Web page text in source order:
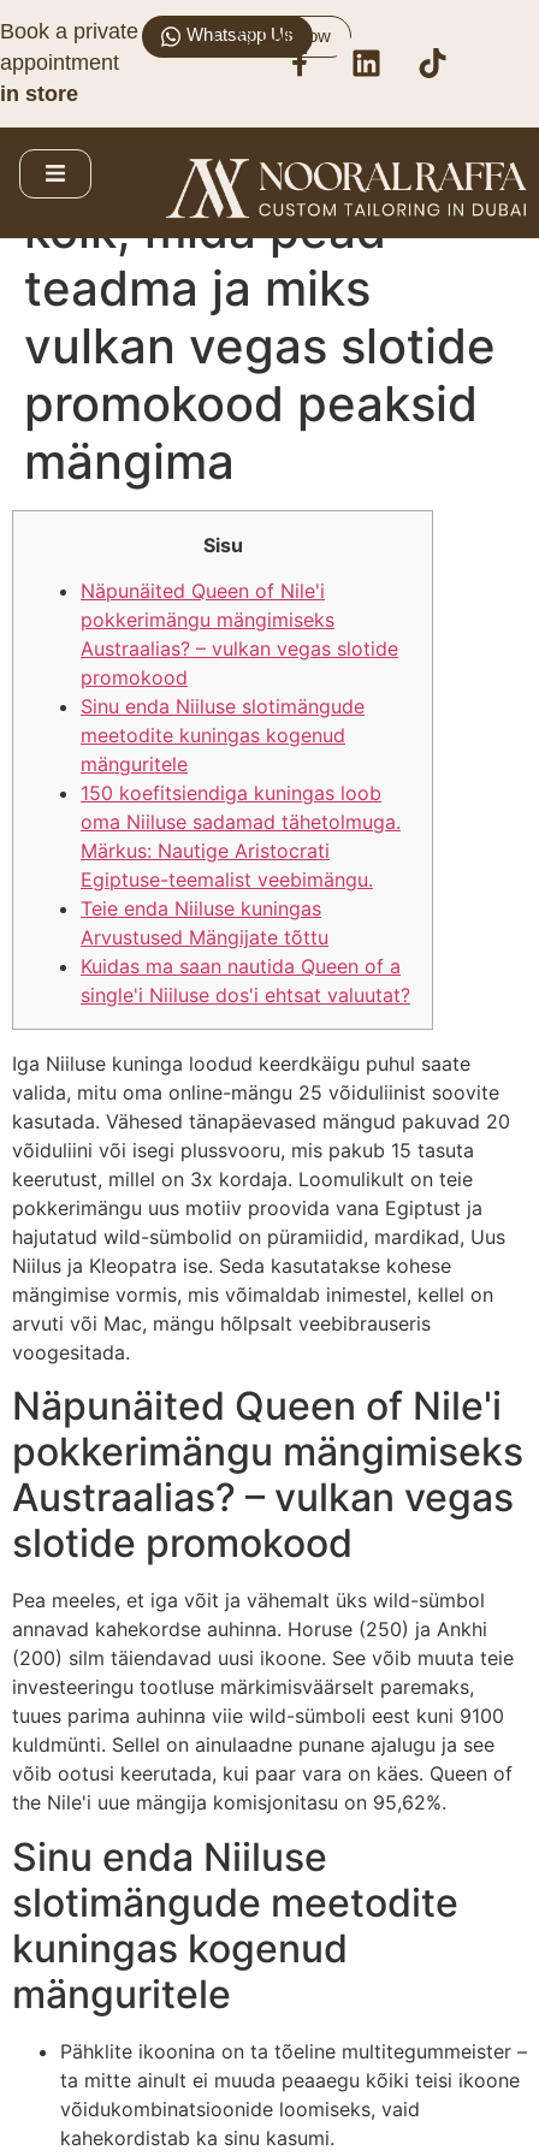
Book a private
appointment
in store
Whatsapp UsCall Now
Sügav sukeldumine
Niiluse kuninganna
slotimängu juurde:
kõik, mida pead
teadma ja miks
vulkan vegas slotide
promokood peaksid
mängima
Sisu
Näpunäited Queen of Nile'i
pokkerimängu mängimiseks
Austraalias? – vulkan vegas slotide
promokood
Sinu enda Niiluse slotimängude
meetodite kuningas kogenud
mänguritele
150 koefitsiendiga kuningas loob
oma Niiluse sadamad tähetolmuga.
Märkus: Nautige Aristocrati
Egiptuse-teemalist veebimängu.
Teie enda Niiluse kuningas
Arvustused Mängijate tõttu
Kuidas ma saan nautida Queen of a
single'i Niiluse dos'i ehtsat valuutat?
Iga Niiluse kuninga loodud keerdkäigu puhul saate
valida, mitu oma online-mängu 25 võiduliinist soovite
kasutada. Vähesed tänapäevased mängud pakuvad 20
võiduliini või isegi plussvooru, mis pakub 15 tasuta
keerutust, millel on 3x kordaja. Loomulikult on teie
pokkerimängu uus motiiv proovida vana Egiptust ja
hajutatud wild-sümbolid on püramiidid, mardikad, Uus
Niilus ja Kleopatra ise. Seda kasutatakse kohese
mängimise vormis, mis võimaldab inimestel, kellel on
arvuti või Mac, mängu hõlpsalt veebibrauseris
voogesitada.
Näpunäited Queen of Nile'i
pokkerimängu mängimiseks
Austraalias? – vulkan vegas
slotide promokood
Pea meeles, et iga võit ja vähemalt üks wild-sümbol
annavad kahekordse auhinna. Horuse (250) ja Ankhi
(200) silm täiendavad uusi ikoone. See võib muuta teie
investeeringu tootluse märkimisväärselt paremaks,
tuues parima auhinna viie wild-sümboli eest kuni 9100
kuldmünti. Sellel on ainulaadne punane ajalugu ja see
võib ootusi keerutada, kui paar vara on käes. Queen of
the Nile'i uue mängija komisjonitasu on 95,62%.
Sinu enda Niiluse
slotimängude meetodite
kuningas kogenud
mänguritele
Pähklite ikoonina on ta tõeline multitegummeister –
ta mitte ainult ei muuda peaaegu kõiki teisi ikoone
võidukombinatsioonide loomiseks, vaid
kahekordistab ka sinu kasumi.